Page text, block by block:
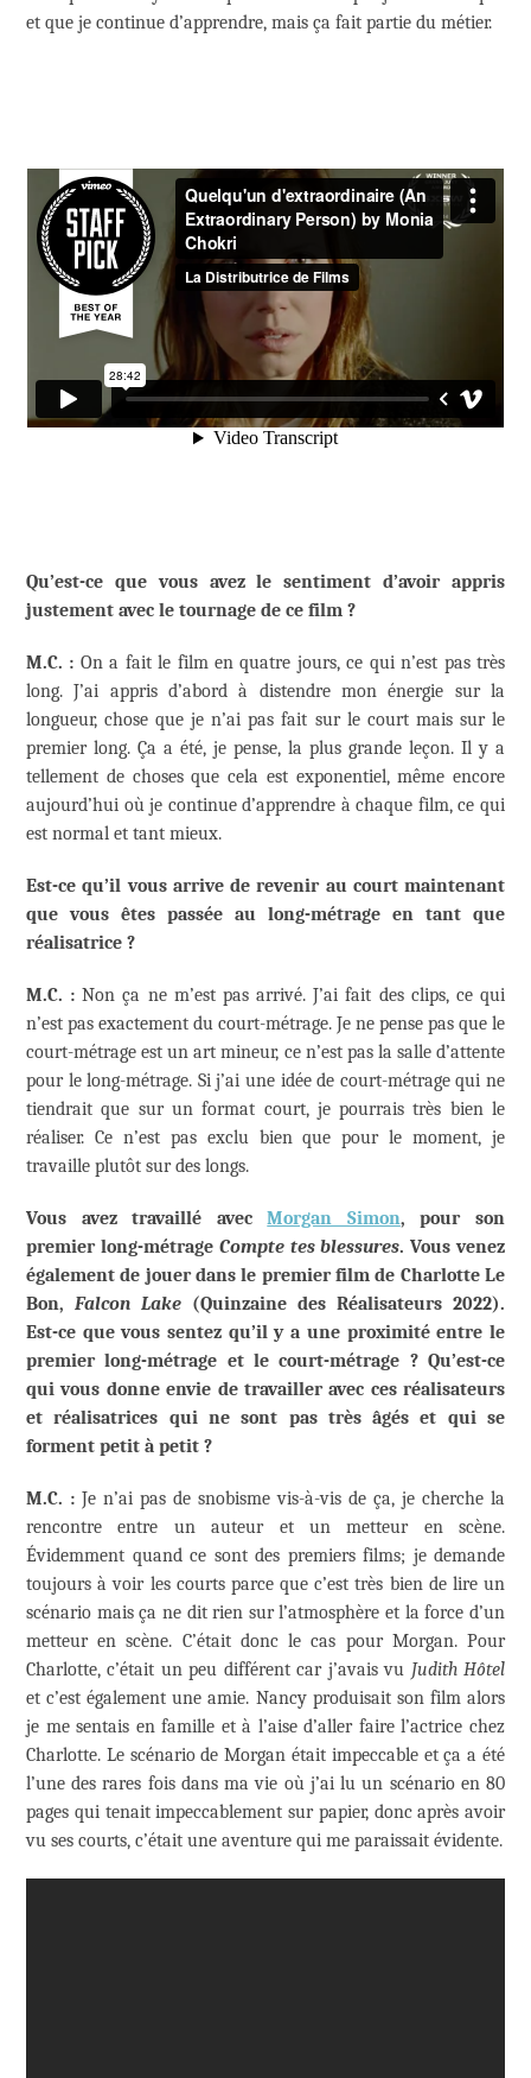
et que je continue d’apprendre, mais ça fait partie du métier.
Qu’est-ce que vous avez le sentiment d’avoir appris
justement avec le tournage de ce film ?
M.C. : On a fait le film en quatre jours, ce qui n’est pas très
long. J’ai appris d’abord à distendre mon énergie sur la
longueur, chose que je n’ai pas fait sur le court mais sur le
premier long. Ça a été, je pense, la plus grande leçon. Il y a
tellement de choses que cela est exponentiel, même encore
aujourd’hui où je continue d’apprendre à chaque film, ce qui
est normal et tant mieux.
Est-ce qu’il vous arrive de revenir au court maintenant
que vous êtes passée au long-métrage en tant que
réalisatrice ?
M.C. : Non ça ne m’est pas arrivé. J’ai fait des clips, ce qui
n’est pas exactement du court-métrage. Je ne pense pas que le
court-métrage est un art mineur, ce n’est pas la salle d’attente
pour le long-métrage. Si j’ai une idée de court-métrage qui ne
tiendrait que sur un format court, je pourrais très bien le
réaliser. Ce n’est pas exclu bien que pour le moment, je
travaille plutôt sur des longs.
Vous avez travaillé avecMorgan Simon, pour son
premier long-métrageCompte tes blessures. Vous venez
également de jouer dans le premier film de Charlotte Le
Bon, Falcon Lake (Quinzaine des Réalisateurs 2022).
Est-ce que vous sentez qu’il y a une proximité entre le
premier long-métrage et le court-métrage ? Qu’est-ce
qui vous donne envie de travailler avec ces réalisateurs
et réalisatrices qui ne sont pas très âgés et qui se
forment petit à petit ?
M.C. : Je n’ai pas de snobisme vis-à-vis de ça, je cherche la
rencontre entre un auteur et un metteur en scène.
Évidemment quand ce sont des premiers films; je demande
toujours à voir les courts parce que c’est très bien de lire un
scénario mais ça ne dit rien sur l’atmosphère et la force d’un
metteur en scène. C’était donc le cas pour Morgan. Pour
Charlotte, c’était un peu différent car j’avais vu Judith Hôtel
et c’est également une amie. Nancy produisait son film alors
je me sentais en famille et à l’aise d’aller faire l’actrice chez
Charlotte. Le scénario de Morgan était impeccable et ça a été
l’une des rares fois dans ma vie où j’ai lu un scénario en 80
pages qui tenait impeccablement sur papier, donc après avoir
vu ses courts, c’était une aventure qui me paraissait évidente.